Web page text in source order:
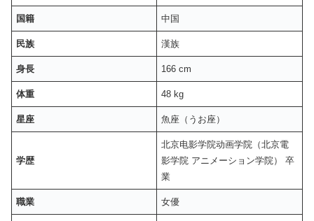
国籍 中国
民族 漢族
身長 166 cm
体重 48 kg
星座 魚座（うお座）
学歴
北京电影学院动画学院（北京電
影学院 アニメーション学院） 卒
業
職業 女優